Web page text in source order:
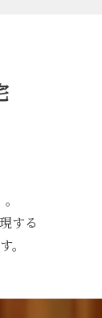
する
。